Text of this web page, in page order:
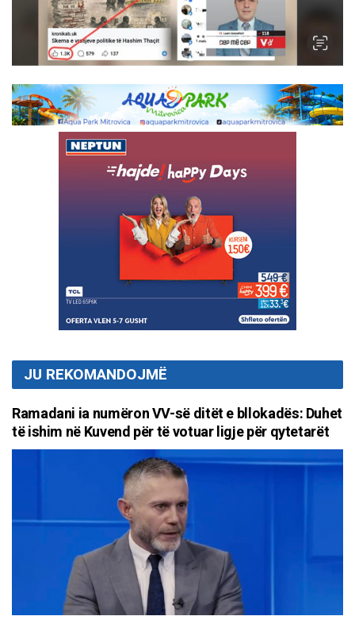
JU REKOMANDOJMË
Ramadani ia numëron VV-së ditët e bllokadës: Duhet
të ishim në Kuvend për të votuar ligje për qytetarët